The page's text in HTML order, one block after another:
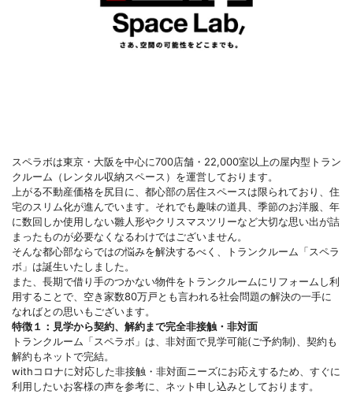
スペラボは東京・大阪を中心に700店舗・22,000室以上の屋内型トラン
クルーム（レンタル収納スペース）を運営しております。
上がる不動産価格を尻目に、都心部の居住スペースは限られており、住
宅のスリム化が進んでいます。それでも趣味の道具、季節のお洋服、年
に数回しか使用しない雛人形やクリスマスツリーなど大切な思い出が詰
まったものが必要なくなるわけではございません。
そんな都心部ならではの悩みを解決するべく、トランクルーム「スペラ
ボ」は誕生いたしました。
また、長期で借り手のつかない物件をトランクルームにリフォームし利
用することで、空き家数80万戸とも言われる社会問題の解決の一手に
なればとの思いもございます。
特徴１：見学から契約、解約まで完全非接触・非対面
トランクルーム「スペラボ」は、非対面で見学可能(ご予約制)、契約も
解約もネットで完結。
withコロナに対応した非接触・非対面ニーズにお応えするため、すぐに
利用したいお客様の声を参考に、ネット申し込みとしております。